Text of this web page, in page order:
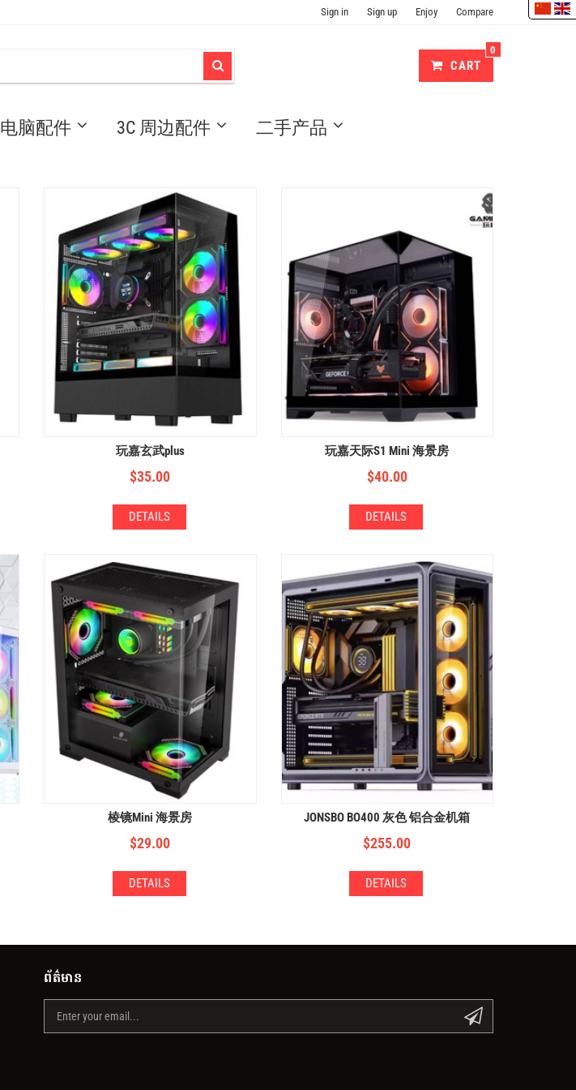
Sign in Sign up Enjoy Compare
0
CART
电脑配件 3C 周边配件 二手产品
玩嘉玄武plus
$35.00
DETAILS
玩嘉天际S1 Mini 海景房
$40.00
DETAILS
棱镜Mini 海景房
$29.00
DETAILS
JONSBO BO400 灰色 铝合金机箱
$255.00
DETAILS
ព័ត៌មាន